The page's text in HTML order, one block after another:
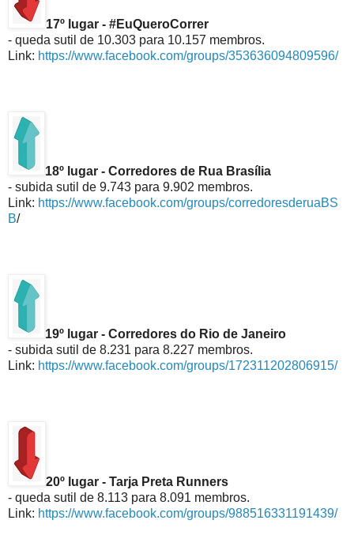
17º lugar - #EuQueroCorrer
- queda sutil de 10.303 para 10.157 membros.
Link: https://www.facebook.com/groups/353636094809596/
18º lugar - Corredores de Rua Brasília
- subida sutil de 9.743 para 9.902 membros.
Link: https://www.facebook.com/groups/corredoresderuaBS
B/
19º lugar - Corredores do Rio de Janeiro
- subida sutil de 8.231 para 8.227 membros.
Link: https://www.facebook.com/groups/172311202806915/
20º lugar - Tarja Preta Runners
- queda sutil de 8.113 para 8.091 membros.
Link: https://www.facebook.com/groups/988516331191439/